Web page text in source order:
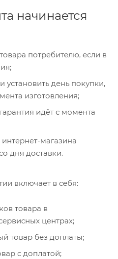
начинается
потребителю, если в
установить день покупки,
изготовления;
идёт с момента
магазина
дня доставки.
включает в себя:
товара в
центрах;
товар без доплаты;
с доплатой;